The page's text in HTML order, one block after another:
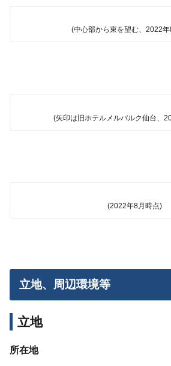
(中心部から東を望む、2022
(矢印は旧ホテルメルパルク仙台、
(2022年8月時点)
立地、周辺環境等
立地
所在地